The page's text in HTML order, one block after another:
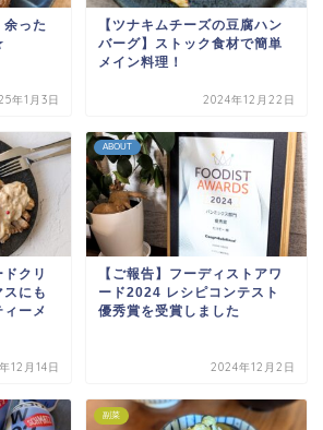
余った
年1月3日
【ツナキムチーズの豆腐ハン
バーグ】ストック食材で簡単
メイン料理！
2024年12月22日
ドクリ
にも
ーメ
12月14日
ABOUT
【ご報告】フーディストアワ
ード2024 レシピコンテスト
優秀賞を受賞しました
2024年12月2日
副菜